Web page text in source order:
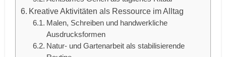
Kreative Aktivitäten als Ressource im Alltag
Malen, Schreiben und handwerkliche
Ausdrucksformen
Natur- und Gartenarbeit als stabilisierende